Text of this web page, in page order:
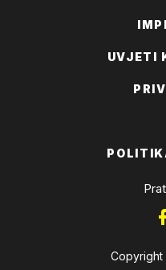
UVJETI
Copyright